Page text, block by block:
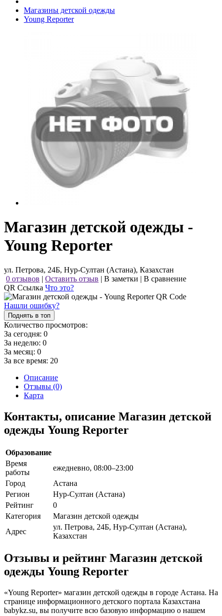
Магазины детской одежды
Young Reporter
Магазин детской одежды -
Young Reporter
ул. Петрова, 24Б, Нур-Султан (Астана), Казахстан
0 отзывов | Оставить отзыв | В заметки | В сравнение
QR Ссылка Что это?
Нашли ошибку?
Поднять в топ
Количество просмотров:
За сегодня: 0
За неделю: 0
За месяц: 0
За все время: 20
Описание
Отзывы (0)
Карта
Контакты, описание Магазин детской
одежды Young Reporter
Образование
Время
работы
ежедневно, 08:00–23:00
Город
Астана
Регион
Нур-Султан (Астана)
Рейтинг
0
Категория
Магазин детской одежды
Адрес
ул. Петрова, 24Б, Нур-Султан (Астана),
Казахстан
Отзывы и рейтинг Магазин детской
одежды Young Reporter
«Young Reporter» магазин детской одежды в городе Астана. На
странице информационного детского портала Казахстана
babykz.su, вы получите всю базовую информацию о нашем